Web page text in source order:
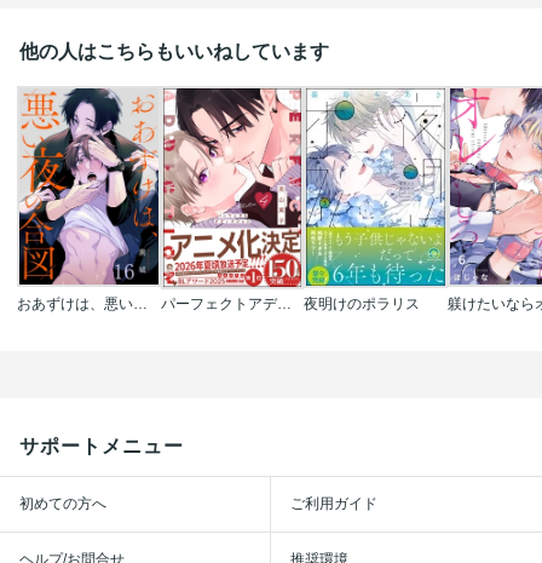
他の人はこちらもいいねしています
パーフェクトアディクション 夜明けのポラリス
サポートメニュー
初めての方へ ご利用ガイド
ヘルプ/お問合せ 推奨環境